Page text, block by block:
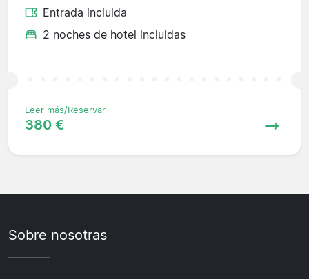
Entrada incluida
2 noches de hotel incluidas
Leer más/Reservar
380 €
Sobre nosotras